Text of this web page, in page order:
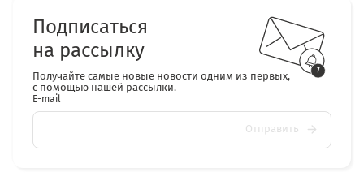
Подписаться
на рассылку
Получайте самые новые новости одним из первых,
с помощью нашей рассылки.
E-mail
Отправить